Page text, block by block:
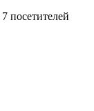
7 посетителей